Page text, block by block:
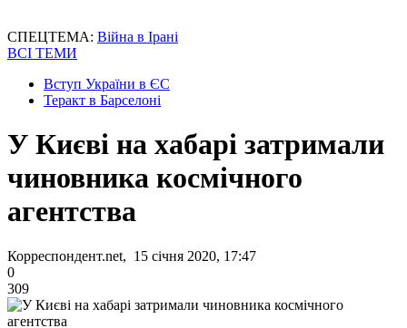
СПЕЦТЕМА: Війна в Ірані
ВСІ ТЕМИ
Вступ України в ЄС
Теракт в Барселоні
У Києві на хабарі затримали
чиновника космічного
агентства
Корреспондент.net, 15 січня 2020, 17:47
0
309